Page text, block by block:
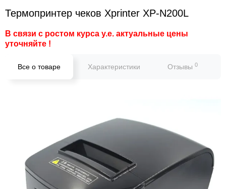
Термопринтер чеков Xprinter XP-N200L
В связи с ростом курса у.е. актуальные цены
уточняйте !
Все о товаре Характеристики Отзывы 0